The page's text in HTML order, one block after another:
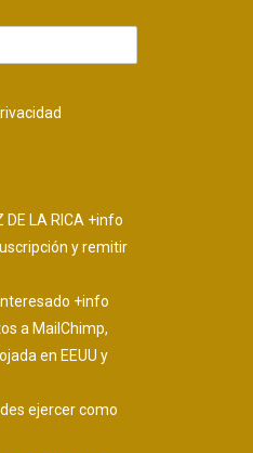
DE LA RICA +info
y remitir
+info
a MailChimp,
en EEUU y
ejercer como